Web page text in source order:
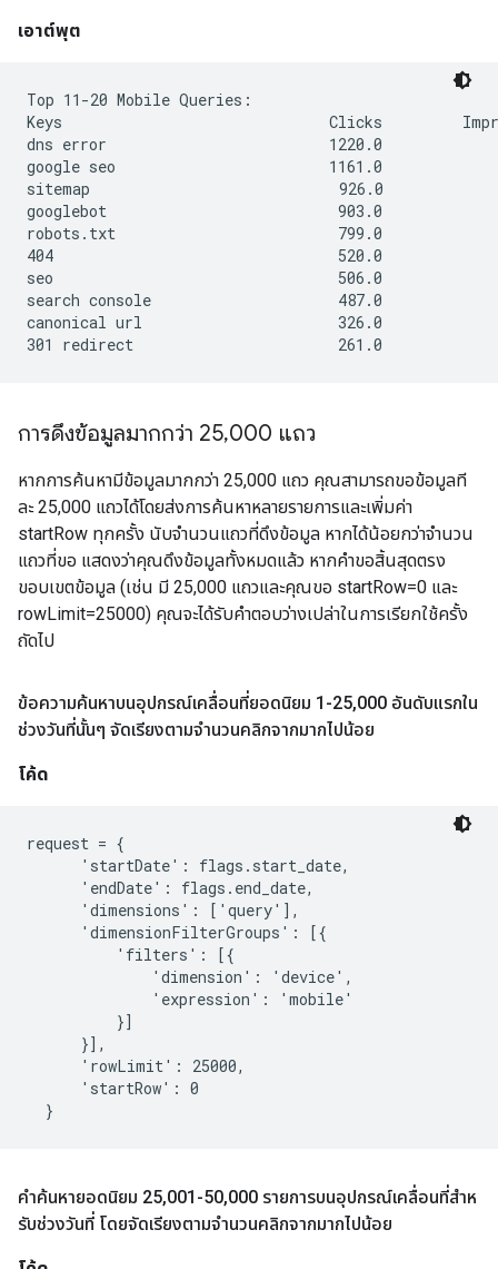
เอาต์พุต
Top 11-20 Mobile Queries:
Keys                              Clicks
dns error                         1220.0
google seo                        1161.0
sitemap                            926.0
googlebot                          903.0
robots.txt                         799.0
404                                520.0
seo                                506.0
search console                     487.0
canonical url                      326.0
การดึงข้อมูลมากกว่า 25,000 แถว
หากการค้นหามีข้อมูลมากกว่า 25,000 แถว คุณสามารถขอข้อมูลที
ละ 25,000 แถวได้โดยส่งการค้นหาหลายรายการและเพิ่มค่า
startRow ทุกครั้ง นับจํานวนแถวที่ดึงข้อมูล หากได้น้อยกว่าจํานวน
แถวที่ขอ แสดงว่าคุณดึงข้อมูลทั้งหมดแล้ว หากคำขอสิ้นสุดตรง
ขอบเขตข้อมูล (เช่น มี 25,000 แถวและคุณขอ startRow=0 และ
rowLimit=25000) คุณจะได้รับคำตอบว่างเปล่าในการเรียกใช้ครั้ง
ถัดไป
ข้อความค้นหาบนอุปกรณ์เคลื่อนที่ยอดนิยม 1-25,000 อันดับแรกใน
ช่วงวันที่นั้นๆ จัดเรียงตามจำนวนคลิกจากมากไปน้อย
โค้ด
request = {
      'startDate': flags.start_date,
      'endDate': flags.end_date,
      'dimensions': ['query'],
      'dimensionFilterGroups': [{
          'filters': [{
              'dimension': 'device',
              'expression': 'mobile'
          }]
      }],
      'rowLimit': 25000,
      'startRow': 0
คําค้นหายอดนิยม 25,001-50,000 รายการบนอุปกรณ์เคลื่อนที่สําห
รับช่วงวันที่ โดยจัดเรียงตามจํานวนคลิกจากมากไปน้อย